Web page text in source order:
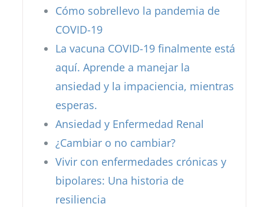
Cómo sobrellevo la pandemia de
COVID-19
La vacuna COVID-19 finalmente está
aquí. Aprende a manejar la
ansiedad y la impaciencia, mientras
esperas.
Ansiedad y Enfermedad Renal
¿Cambiar o no cambiar?
Vivir con enfermedades crónicas y
bipolares: Una historia de
resiliencia